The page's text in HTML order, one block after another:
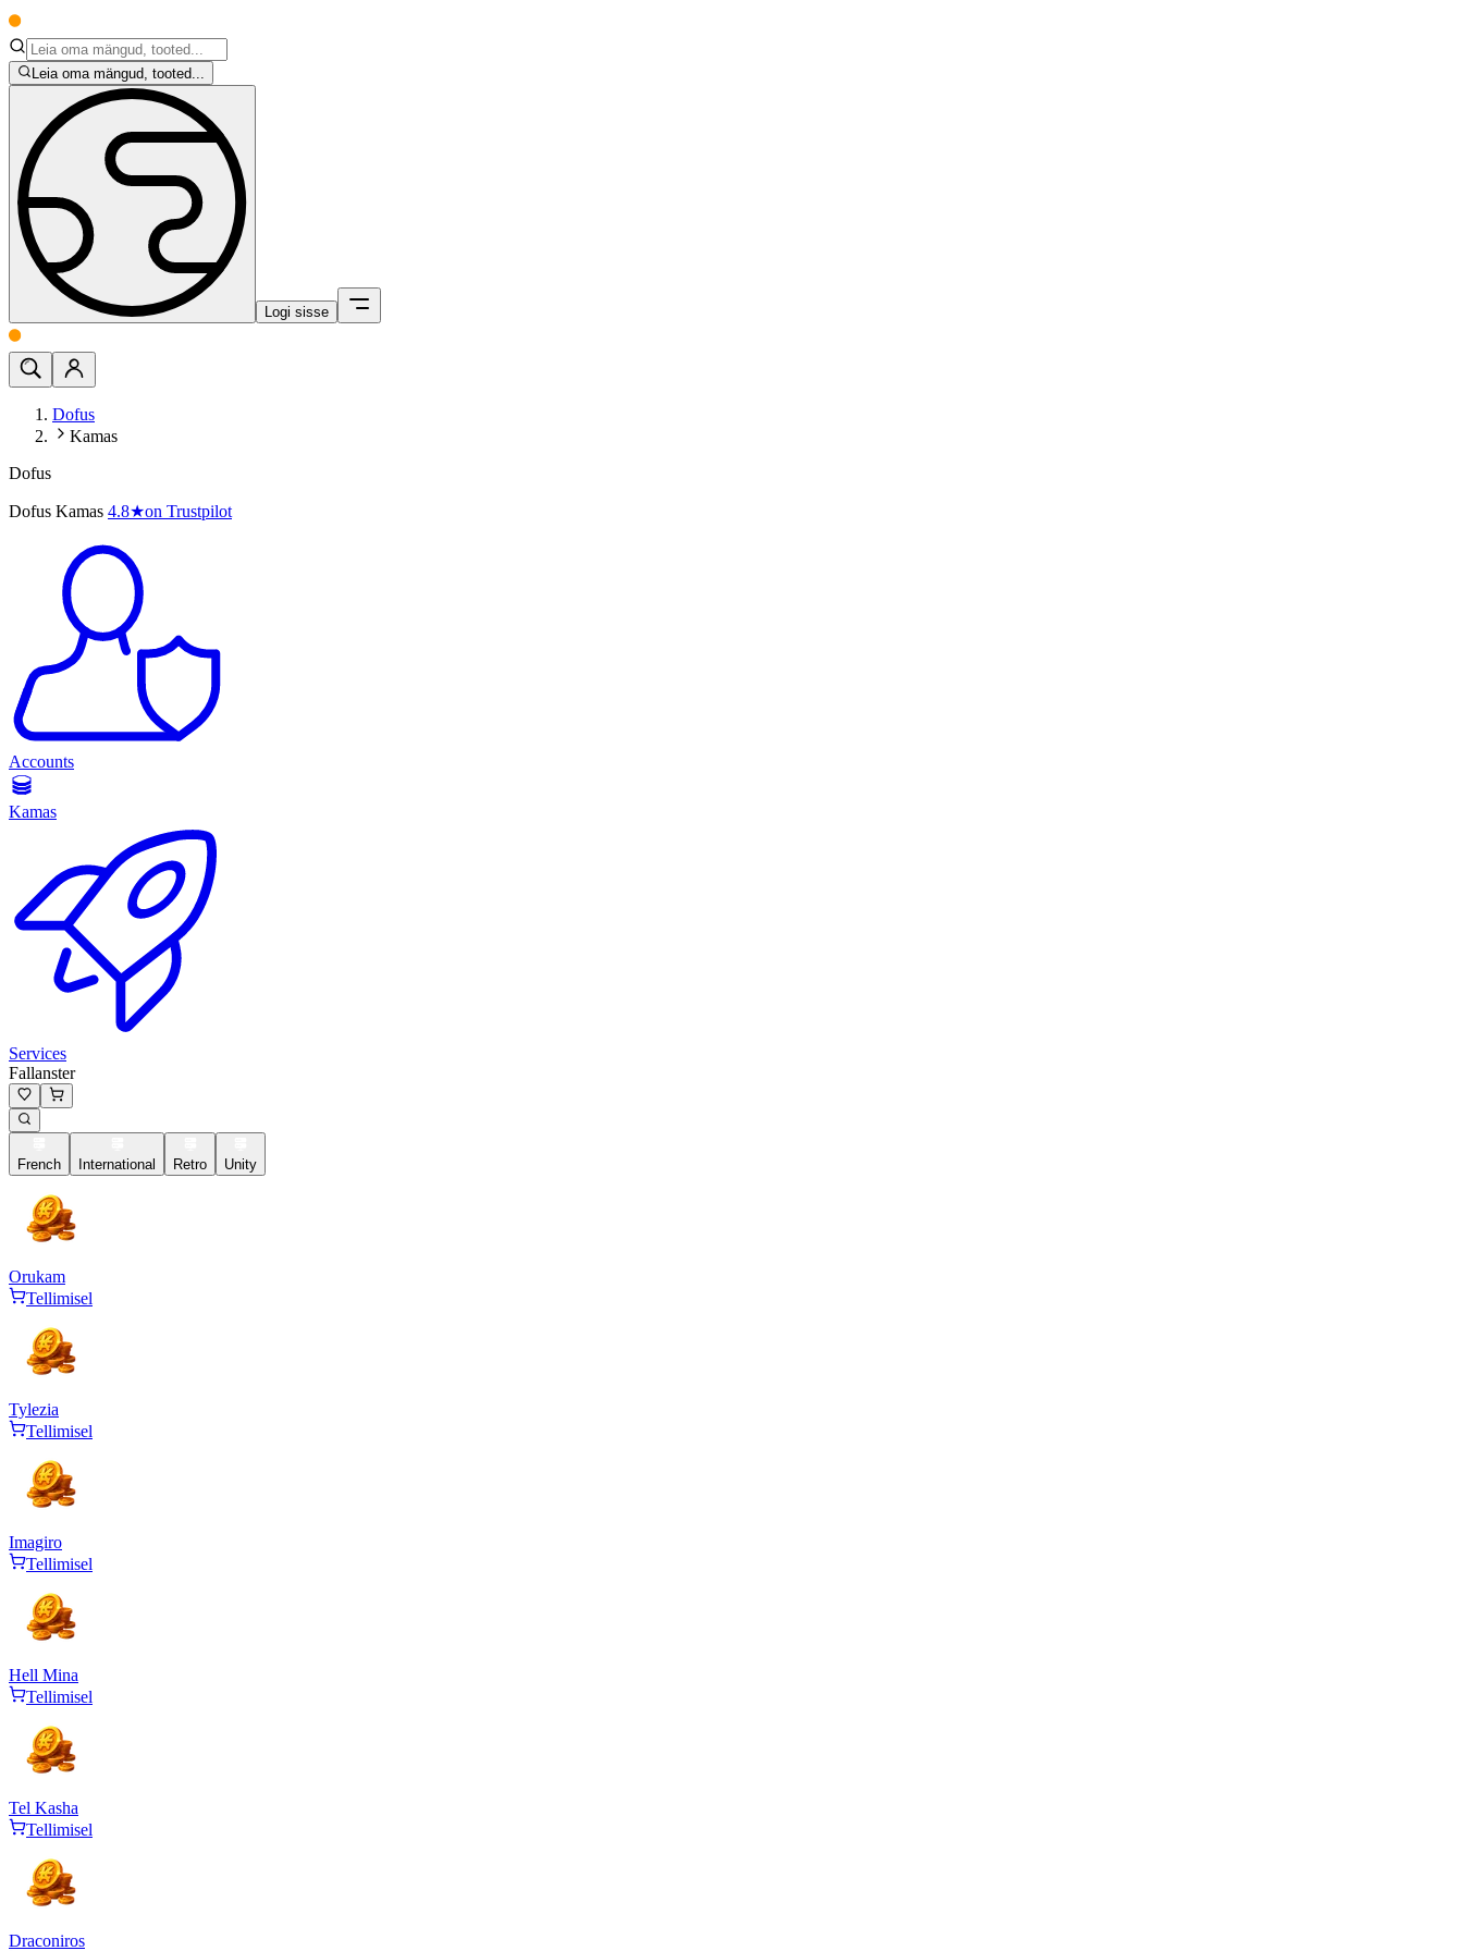
Leia oma mängud, tooted...
Logi sisse
Dofus
Kamas
Dofus
Dofus Kamas 4.8★on Trustpilot
Accounts
Kamas
Services
Fallanster
French International Retro Unity
Orukam
Tellimisel
Tylezia
Tellimisel
Imagiro
Tellimisel
Hell Mina
Tellimisel
Tel Kasha
Tellimisel
Draconiros